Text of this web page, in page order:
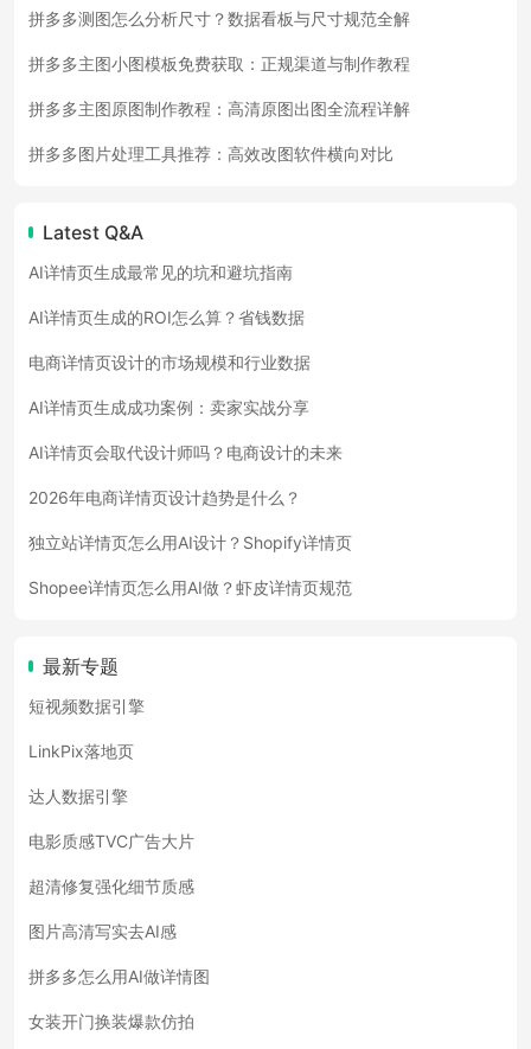
拼多多测图怎么分析尺寸？数据看板与尺寸规范全解
拼多多主图小图模板免费获取：正规渠道与制作教程
拼多多主图原图制作教程：高清原图出图全流程详解
拼多多图片处理工具推荐：高效改图软件横向对比
Latest Q&A
AI详情页生成最常见的坑和避坑指南
AI详情页生成的ROI怎么算？省钱数据
电商详情页设计的市场规模和行业数据
AI详情页生成成功案例：卖家实战分享
AI详情页会取代设计师吗？电商设计的未来
2026年电商详情页设计趋势是什么？
独立站详情页怎么用AI设计？Shopify详情页
Shopee详情页怎么用AI做？虾皮详情页规范
最新专题
短视频数据引擎
LinkPix落地页
达人数据引擎
电影质感TVC广告大片
超清修复强化细节质感
图片高清写实去AI感
拼多多怎么用AI做详情图
女装开门换装爆款仿拍